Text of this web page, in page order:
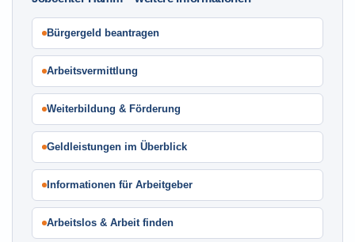
Bürgergeld beantragen
Arbeitsvermittlung
Weiterbildung & Förderung
Geldleistungen im Überblick
Informationen für Arbeitgeber
Arbeitslos & Arbeit finden